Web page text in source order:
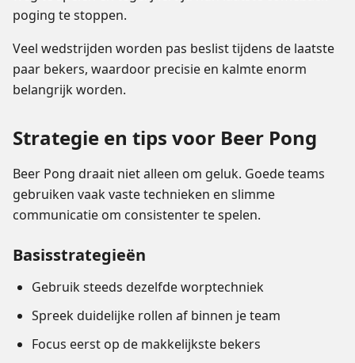
poging te stoppen.
Veel wedstrijden worden pas beslist tijdens de laatste
paar bekers, waardoor precisie en kalmte enorm
belangrijk worden.
Strategie en tips voor Beer Pong
Beer Pong draait niet alleen om geluk. Goede teams
gebruiken vaak vaste technieken en slimme
communicatie om consistenter te spelen.
Basisstrategieën
Gebruik steeds dezelfde worptechniek
Spreek duidelijke rollen af binnen je team
Focus eerst op de makkelijkste bekers